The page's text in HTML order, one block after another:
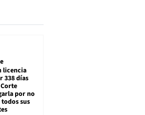
licencia
338 días
por no
sus